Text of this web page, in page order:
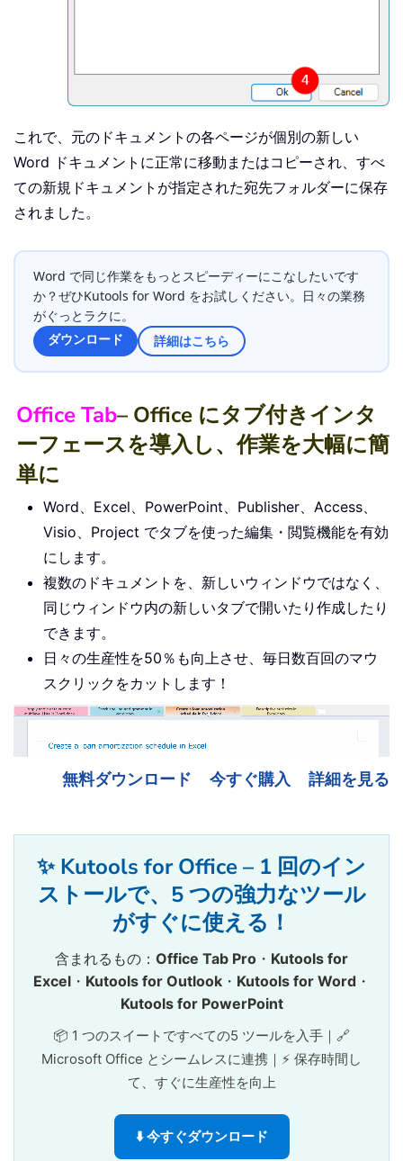
これで、元のドキュメントの各ページが個別の新しい
Word ドキュメントに正常に移動またはコピーされ、すべ
ての新規ドキュメントが指定された宛先フォルダーに保存
されました。
Word で同じ作業をもっとスピーディーにこなしたいです
か？ぜひKutools for Word をお試しください。日々の業務
がぐっとラクに。
ダウンロード
詳細はこちら
Office Tab– Office にタブ付きインタ
ーフェースを導入し、作業を大幅に簡
単に
Word、Excel、PowerPoint、Publisher、Access、
Visio、Project でタブを使った編集・閲覧機能を有効
にします。
複数のドキュメントを、新しいウィンドウではなく、
同じウィンドウ内の新しいタブで開いたり作成したり
できます。
日々の生産性を50％も向上させ、毎日数百回のマウ
スクリックをカットします！
無料ダウンロード 今すぐ購入 詳細を見る
✨ Kutools for Office – 1 回のイン
ストールで、5 つの強力なツール
がすぐに使える！
含まれるもの： Office Tab Pro ・ Kutools for
Excel・ Kutools for Outlook・ Kutools for Word・
Kutools for PowerPoint
📦 1 つのスイートですべての5 ツールを入手｜🔗
Microsoft Office とシームレスに連携｜⚡ 保存時間し
て、すぐに生産性を向上
⬇️ 今すぐダウンロード